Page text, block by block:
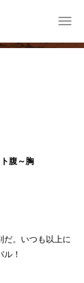
腹～胸
だ。いつも以上に
！